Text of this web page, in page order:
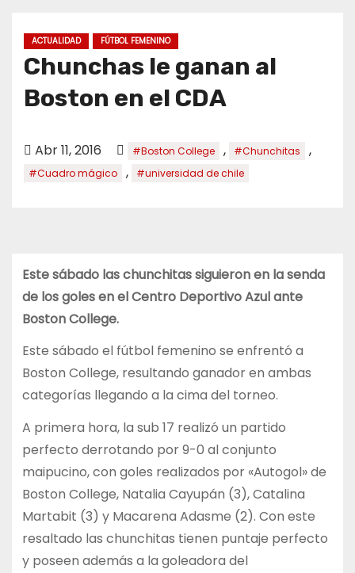
ACTUALIDAD FÚTBOL FEMENINO
Chunchas le ganan al
Boston en el CDA
Abr 11, 2016 #Boston College , #Chunchitas ,
#Cuadro mágico , #universidad de chile
Este sábado las chunchitas siguieron en la senda
de los goles en el Centro Deportivo Azul ante
Boston College.
Este sábado el fútbol femenino se enfrentó a
Boston College, resultando ganador en ambas
categorías llegando a la cima del torneo.
A primera hora, la sub 17 realizó un partido
perfecto derrotando por 9-0 al conjunto
maipucino, con goles realizados por «Autogol» de
Boston College, Natalia Cayupán (3), Catalina
Martabit (3) y Macarena Adasme (2). Con este
resaltado las chunchitas tienen puntaje perfecto
y poseen además a la goleadora del